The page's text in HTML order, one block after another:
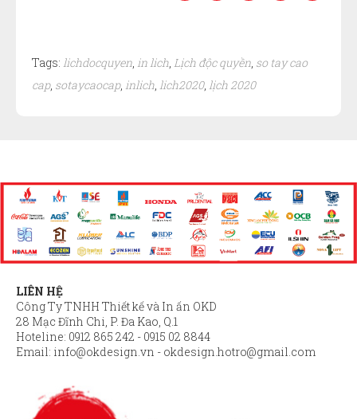
Tags: lichdocquyen in lich Lịch độc quyền so tay cao
cap, sotaycaocap, inlich lich2020, lịch 2020
LIÊN HỆ
Công Ty TNHH Thiết kế và In ấn OKD
28 Mạc Đĩnh Chi, P. Đa Kao, Q.1
Hoteline: 0912 865 242 - 0915 02 8844
Email: info@okdesign.vn - okdesign.hotro@gmail.com